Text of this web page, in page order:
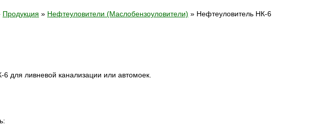
Продукция » Нефтеуловители (Маслобензоуловители) » Нефтеуловитель НК-6
для ливневой канализации или автомоек.